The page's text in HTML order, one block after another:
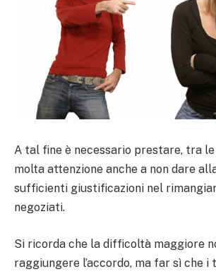
A tal fine è necessario prestare, tra le
molta attenzione anche a non dare
sufficienti giustificazioni nel
negoziati.
Si ricorda che la difficoltà maggiore
raggiungere l’accordo, ma far sì che i